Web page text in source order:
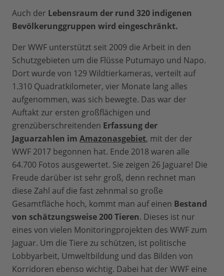
Auch der Lebensraum der rund 320 indigenen
Bevölkerunggruppen wird eingeschränkt.
Der WWF unterstützt seit 2009 die Arbeit in den
Schutzgebieten um die Flüsse Putumayo und Napo.
Dort wurde von 129 Wildtierkameras, verteilt auf
1.310 Quadratkilometer, vier Monate lang alles
aufgenommen, was sich bewegte. Das war der
Auftakt zur ersten großflächigen und
grenzüberschreitenden Erfassung der
Jaguarzahlen im Amazonasgebiet, mit der der
WWF 2017 begonnen hat. Ende 2018 waren alle
64.700 Fotos ausgewertet. Sie zeigen 26 Jaguare! Die
Freude darüber ist sehr groß, denn rechnet man
diese Zahl auf die fast zehnmal so große
Gesamtfläche hoch, kommt man auf einen Bestand
von schätzungsweise 200 Tieren. Dieses ist nur
eines von vielen Monitoringprojekten des WWF zum
Jaguar. Um die Tiere zu schützen, ist politische
Lobbyarbeit, Umweltbildung und das Bilden von
Korridoren ebenso wichtig. Dabei hat der WWF eine